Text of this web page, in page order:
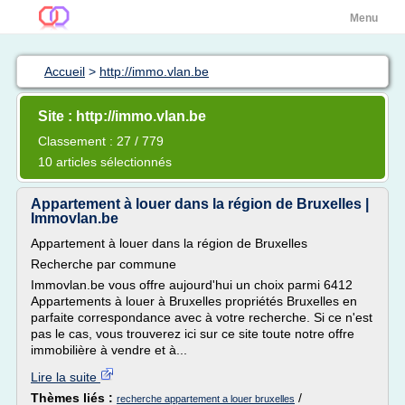
Menu
Accueil > http://immo.vlan.be
Site : http://immo.vlan.be
Classement : 27 / 779
10 articles sélectionnés
Appartement à louer dans la région de Bruxelles |
Immovlan.be
Appartement à louer dans la région de Bruxelles
Recherche par commune
Immovlan.be vous offre aujourd'hui un choix parmi 6412
Appartements à louer à Bruxelles propriétés Bruxelles en
parfaite correspondance avec à votre recherche. Si ce n'est
pas le cas, vous trouverez ici sur ce site toute notre offre
immobilière à vendre et à...
Lire la suite
Thèmes liés : recherche appartement a louer bruxelles /